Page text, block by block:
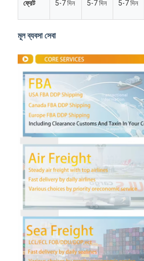
বাড়ি
পণ্য
আমাদের সম্পর্কে
কারখানা ভ্রমণ
মান নিয়ন্ত্রণ
ফ্রেট
5-7 দিন
5-7 দিন
5-7 দিন
মূল ব্যবসা সেবা